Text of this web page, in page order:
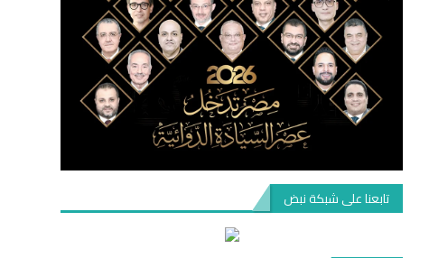
تابعنا على شبكة نبض